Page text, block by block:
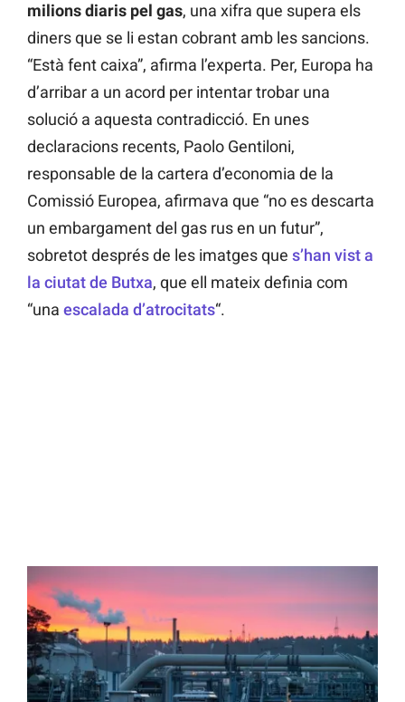
milions diaris pel gas, una xifra que supera els
diners que se li estan cobrant amb les sancions.
“Està fent caixa”, afirma l’experta. Per, Europa ha
d’arribar a un acord per intentar trobar una
solució a aquesta contradicció. En unes
declaracions recents, Paolo Gentiloni,
responsable de la cartera d’economia de la
Comissió Europea, afirmava que “no es descarta
un embargament del gas rus en un futur”,
sobretot després de les imatges que s’han vist a
la ciutat de Butxa, que ell mateix definia com
“una escalada d’atrocitats“.